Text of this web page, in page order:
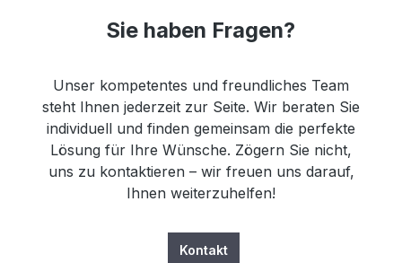
Sie haben Fragen?
Unser kompetentes und freundliches Team
steht Ihnen jederzeit zur Seite. Wir beraten Sie
individuell und finden gemeinsam die perfekte
Lösung für Ihre Wünsche. Zögern Sie nicht,
uns zu kontaktieren – wir freuen uns darauf,
Ihnen weiterzuhelfen!
Kontakt